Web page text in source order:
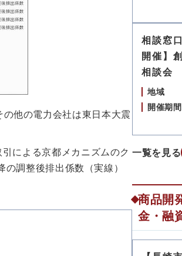
他の電力会社は東日本大震
による京都メカニズムのク
調整後排出係数（実線）
相談窓
開催】
相談会
地域
開催期間
一覧を見る
商品開
金・融